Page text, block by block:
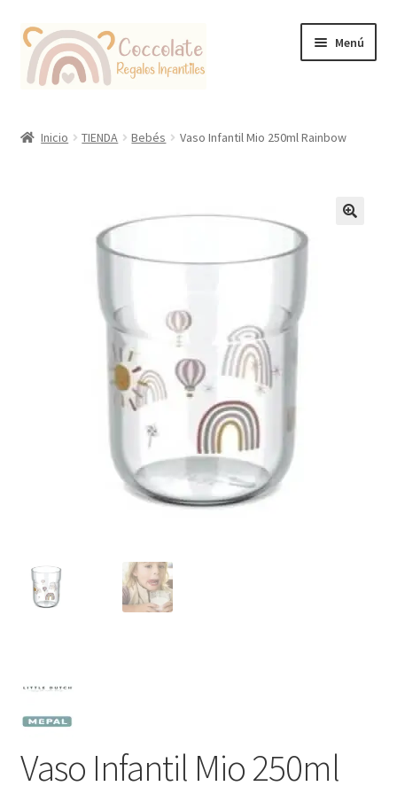
Ir
la
Ir
contenido
Menú
Inicio TIENDA Bebés Vaso Infantil Mio 250ml Rainbow
Vaso Infantil Mio 250ml